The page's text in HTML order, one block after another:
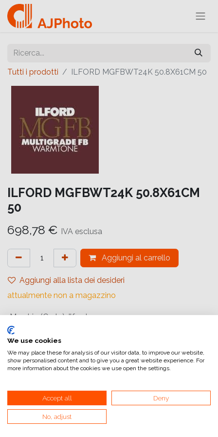
Tutti i prodotti ILFORD MGFBWT24K 50.8X61CM 50
ILFORD MGFBWT24K 50.8X61CM
50
698,78 € IVA esclusa
Aggiungi al carrello
Aggiungi alla lista dei desideri
attualmente non a magazzino
Marchio (Carta):Ilford
Tipologia
Gradiente
:Carta a Contrasto Variabile
Quantità (Fogli):50
Superficie:Semi opaca
Superficie Tonale:
We use cookies
We may place these for analysis of our visitor data, to improve our website,
show personalised content and to give you a great website experience. For
more information about the cookies we use open the settings.
Accept all Deny
No, adjust